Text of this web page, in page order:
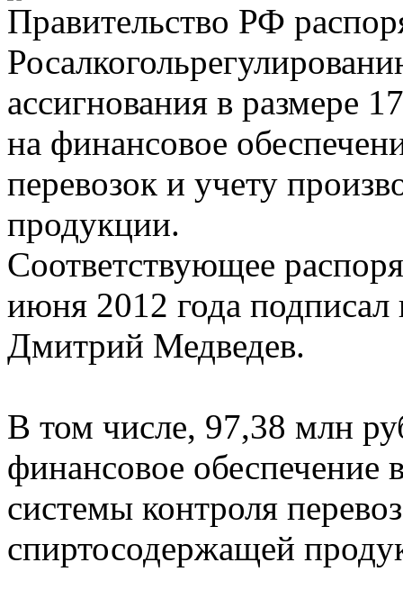
Правительство РФ
ассигнования в размере
на финансовое
перевозок и учету
продукции.
Соответствующее
июня 2012 года подписал
Дмитрий Медведев.
В том числе, 97,38 млн
финансовое обеспечение
системы контроля
спиртосодержащей